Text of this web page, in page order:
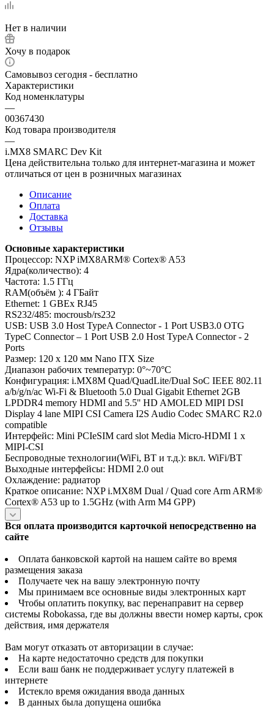
Нет в наличии
Хочу в подарок
Самовывоз сегодня - бесплатно
Характеристики
Код номенклатуры
—
00367430
Код товара производителя
—
i.MX8 SMARC Dev Kit
Цена действительна только для интернет-магазина и может
отличаться от цен в розничных магазинах
Описание
Оплата
Доставка
Отзывы
Основные характеристики
Процессор: NXP iMX8ARM® Cortex® A53
Ядра(количество): 4
Частота: 1.5 ГГц
RAM(объём ): 4 ГБайт
Ethernet: 1 GBEx RJ45
RS232/485: mocrousb/rs232
USB: USB 3.0 Host TypeA Connector - 1 Port USB3.0 OTG
TypeC Connector – 1 Port USB 2.0 Host TypeA Connector - 2
Ports
Размер: 120 x 120 мм Nano ITX Size
Диапазон рабочих температур: 0°~70°C
Конфигурация: i.MX8M Quad/QuadLite/Dual SoC IEEE 802.11
a/b/g/n/ac Wi-Fi & Bluetooth 5.0 Dual Gigabit Ethernet 2GB
LPDDR4 memory HDMI and 5.5'' HD AMOLED MIPI DSI
Display 4 lane MIPI CSI Camera I2S Audio Codec SMARC R2.0
compatible
Интерфейс: Mini PCIeSIM card slot Media Micro-HDMI 1 x
MIPI-CSI
Беспроводные технологии(WiFi, BT и т.д.): вкл. WiFi/BT
Выходные интерфейсы: HDMI 2.0 out
Охлаждение: радиатор
Краткое описание: NXP i.MX8M Dual / Quad core Arm ARM®
Cortex® A53 up to 1.5GHz (with Arm M4 GPP)
Вся оплата производится карточкой непосредственно на
сайте
Оплата банковской картой на нашем сайте во время
размещения заказа
Получаете чек на вашу электронную почту
Мы принимаем все основные виды электронных карт
Чтобы оплатить покупку, вас перенаправит на сервер
системы Robokassa, где вы должны ввести номер карты, срок
действия, имя держателя
Вам могут отказать от авторизации в случае:
На карте недостаточно средств для покупки
Если ваш банк не поддерживает услугу платежей в
интернете
Истекло время ожидания ввода данных
В данных была допущена ошибка